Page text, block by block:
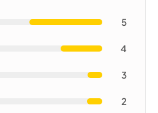
5
4
3
2